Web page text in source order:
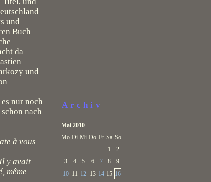
und
Buch
da
und
nur noch
nach
à vous
y avait
même
Archiv
Mai 2010
Mo Di Mi Do Fr Sa So
1
2
3
4 5 6 7 8
9
10 11 12 13 14 15 16